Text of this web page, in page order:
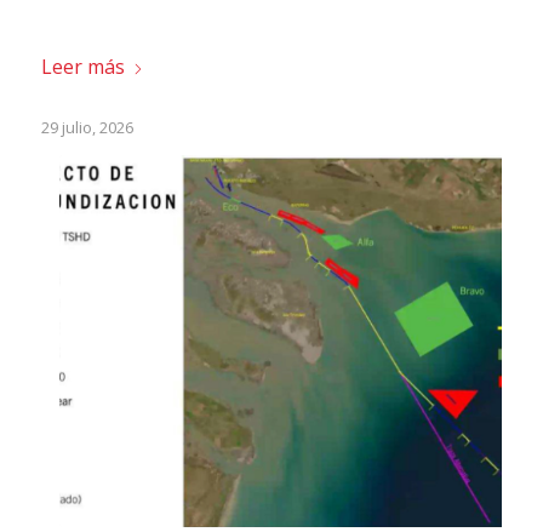
Leer más
29 julio, 2026